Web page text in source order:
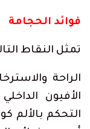
فوائد الحجامة
تمثل النقاط
الراحة
الأفيون
التحكم بالألم